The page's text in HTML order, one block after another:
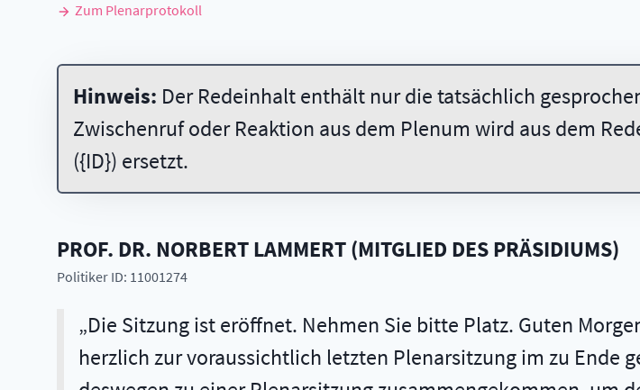
Zum Plenarprotokoll
Hinweis: Der Redeinhalt enthält nur die tatsächlich
Zwischenruf oder Reaktion aus dem Plenum wird aus dem
({ID}) ersetzt.
PROF. DR. NORBERTLAMMERT(MITGLIED DES PRÄSIDIUMS)
Politiker ID: 11001274
Die Sitzung ist eröffnet. Nehmen Sie bitte Platz. Guten
herzlich zur voraussichtlich letzten Plenarsitzung im zu Ende